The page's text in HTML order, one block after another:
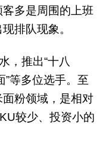
多是周围的上班
排队现象。
，推出“十八
”等多位选手。至
粉领域，是相对
较少、投资小的